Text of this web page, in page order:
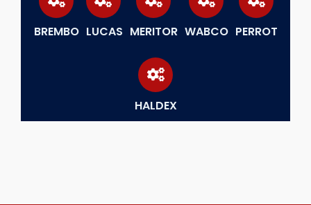
BREMBO LUCAS MERITOR WABCO PERROT
HALDEX